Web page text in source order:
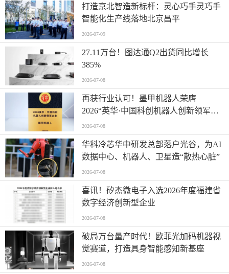
打造京北智造新标杆：灵心巧手灵巧手
智能化生产线落地北京昌平
2026-07-09
27.11万台！图达通Q2出货同比增长
385%
2026-07-08
再获行业认可！墨甲机器人荣膺
2026“英华·中国科创机器人创新领军企
业”全产业链智能出海标杆
2026-07-08
华科冷芯华中研发总部落户光谷，为AI
数据中心、机器人、卫星造“散热心脏”
2026-07-08
喜讯！矽杰微电子入选2026年度福建省
数字经济创新型企业
2026-07-08
破局万台量产时代！欧菲光加码机器视
觉赛道，打造具身智能感知新基座
2026-07-08